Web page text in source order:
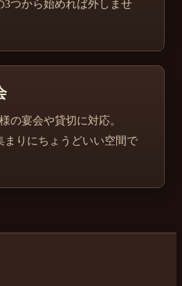
3つから始めれば外しませ
の宴会や貸切に対応。
まりにちょうどいい空間で